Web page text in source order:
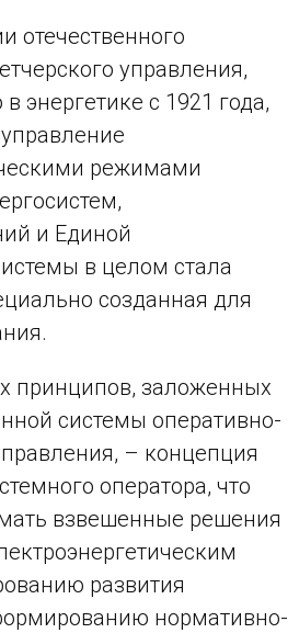
отечественного
управления,
энергетике с 1921 года,
режимами
и Единой
в целом стала
созданная для
принципов, заложенных
системы оперативно-
– концепция
оператора, что
взвешенные решения
развития
нормативно-